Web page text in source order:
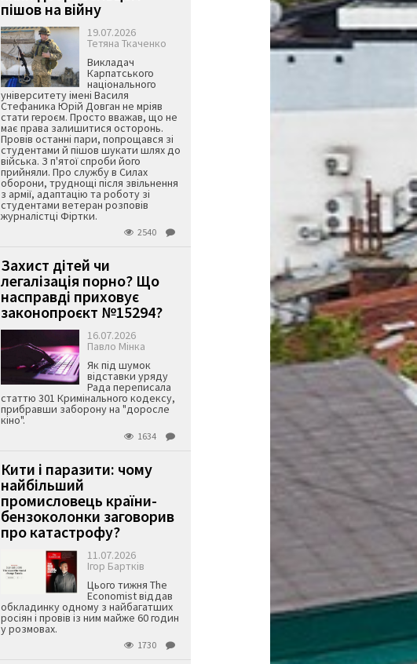
пішов на війну
19.07.2026
Тетяна Ткаченко
Викладач
Карпатського
національного
університету імені Василя
Стефаника Юрій Довган не мріяв
стати героєм. Просто вважав, що не
має права залишитися осторонь.
Провів останні пари, попрощався зі
студентами й пішов шукати шлях до
війська. З п'ятої спроби його
прийняли. Про службу в Силах
оборони, труднощі після звільнення
з армії, адаптацію та роботу зі
студентами ветеран розповів
журналістці Фіртки.
2540
Захист дітей чи
легалізація порно? Що
насправді приховує
законопроєкт №15294?
16.07.2026
Павло Мінка
Як під шумок
відставки уряду
Рада переписала
статтю 301 Кримінального кодексу,
прибравши заборону на "доросле
кіно".
1634
Кити і паразити: чому
найбільший
промисловець країни-
бензоколонки заговорив
про катастрофу?
11.07.2026
Ігор Бартків
Цього тижня The
Economist віддав
обкладинку одному з найбагатших
росіян і провів із ним майже 60 годин
у розмовах.
1730